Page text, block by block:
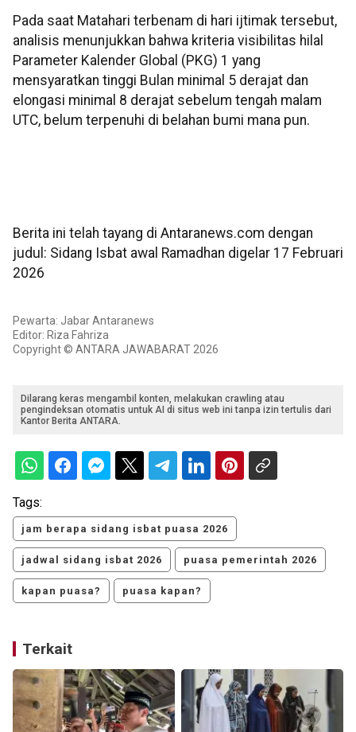
Pada saat Matahari terbenam di hari ijtimak tersebut,
analisis menunjukkan bahwa kriteria visibilitas hilal
Parameter Kalender Global (PKG) 1 yang
mensyaratkan tinggi Bulan minimal 5 derajat dan
elongasi minimal 8 derajat sebelum tengah malam
UTC, belum terpenuhi di belahan bumi mana pun.
Berita ini telah tayang di Antaranews.com dengan
judul: Sidang Isbat awal Ramadhan digelar 17 Februari
2026
Pewarta: Jabar Antaranews
Editor: Riza Fahriza
Copyright © ANTARA JAWABARAT 2026
Dilarang keras mengambil konten, melakukan crawling atau
pengindeksan otomatis untuk AI di situs web ini tanpa izin tertulis dari
Kantor Berita ANTARA.
Tags:
jam berapa sidang isbat puasa 2026
jadwal sidang isbat 2026 puasa pemerintah 2026
kapan puasa? puasa kapan?
Terkait